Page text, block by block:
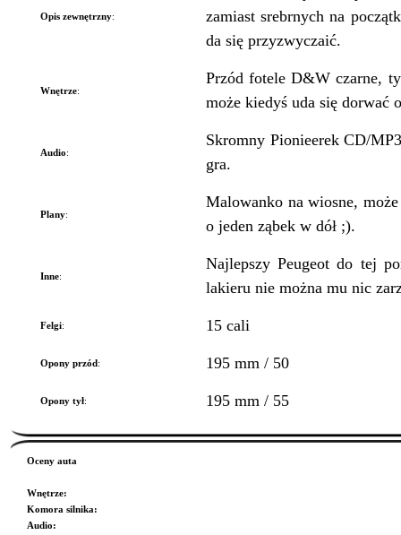
Opis zewnętrzny:
zamiast srebrnych na
da się przyzwyczaić.
Wnętrze:
Przód fotele D&W czarne,
może kiedyś uda się dorwać
Audio:
Skromny Pionieerek CD/
gra.
Plany:
Malowanko na wiosne,
o jeden ząbek w dół ;).
Inne:
Najlepszy Peugeot do tej
lakieru nie można mu nic
Felgi: 15 cali
Opony przód: 195 mm / 50
Opony tył: 195 mm / 55
Oceny auta
Wnętrze:
Komora silnika:
Audio: